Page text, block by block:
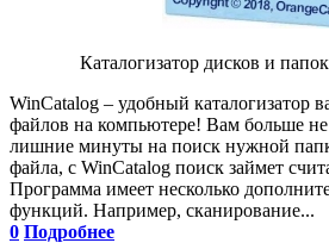
Каталогизатор дисков и
WinCatalog – удобный каталогизатор
файлов на компьютере! Вам больше не
лишние минуты на поиск нужной
файла, с WinCatalog поиск займет
Программа имеет несколько
функций. Например, сканирование...
0 Подробнее